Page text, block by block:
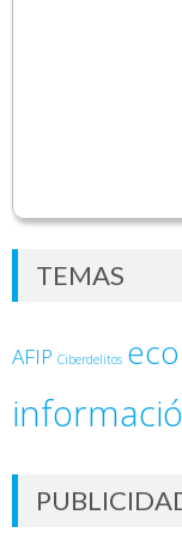
TEMAS
AFIP Ciberdelitos